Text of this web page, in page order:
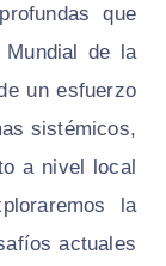
que
de la
un esfuerzo
sistémicos,
a nivel local
la
actuales